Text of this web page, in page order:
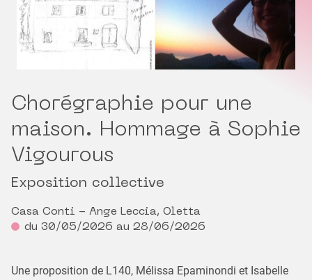
Chorégraphie pour une
maison. Hommage à Sophie
Vigourous
Exposition collective
Casa Conti - Ange Leccia, Oletta
du 30/05/2026 au 28/06/2026
Une proposition de L140, Mélissa Epaminondi et Isabelle